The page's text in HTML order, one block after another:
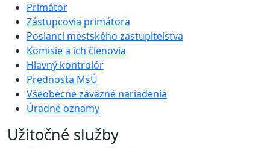
Primátor
Zástupcovia primátora
Poslanci mestského zastupiteľstva
Komisie a ich členovia
Hlavný kontrolór
Prednosta MsÚ
Všeobecne záväzné nariadenia
Úradné oznamy
Užitočné služby